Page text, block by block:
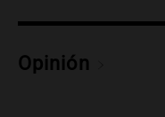
Opinión